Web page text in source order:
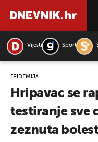
Vijesti Sport
EPIDEMIJA
Hripavac se
testiranje sve
zeznuta
PRETRAŽITE VIJESTI